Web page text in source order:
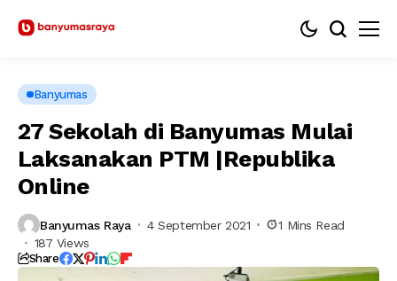
Banyumas
27 Sekolah di Banyumas Mulai
Laksanakan PTM |Republika
Online
Banyumas Raya 4 September 2021
1 Mins Read
187 Views
Share